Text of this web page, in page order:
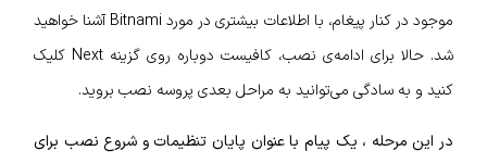
موجود در کنار پیغام، با اطلاعات بیشتری در مورد Bitnami آشنا خواهید
شد. حالا برای ادامه‌ی نصب، کافیست دوباره روی گزینه Next کلیک
کنید و به سادگی می‌توانید به مراحل بعدی پروسه نصب بروید.
در این مرحله ، یک پیام با عنوان پایان تنظیمات و شروع نصب برای